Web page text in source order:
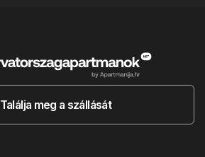
Találja meg a szállását